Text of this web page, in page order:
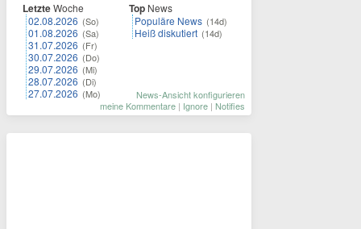
LetzteWoche
02.08.2026 (So)
01.08.2026 (Sa)
31.07.2026 (Fr)
30.07.2026 (Do)
29.07.2026 (Mi)
28.07.2026 (Di)
27.07.2026 (Mo)
Top News
Populäre News (14d)
Heiß diskutiert (14d)
News-Ansicht konfigurieren
meine Kommentare | Ignore | Notifies